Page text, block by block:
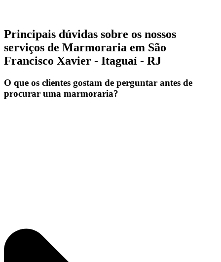
Principais dúvidas sobre os nossos
serviços de Marmoraria em São
Francisco Xavier - Itaguaí - RJ
O que os clientes gostam de perguntar antes de
procurar uma marmoraria?